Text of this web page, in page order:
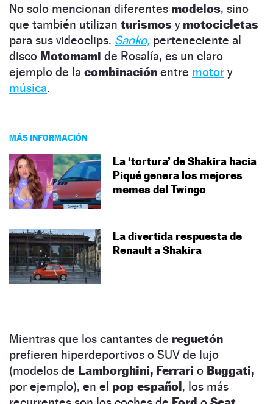
No solo mencionan diferentes modelos, sino
que también utilizan turismos y motocicletas
para sus videoclips. Saoko, perteneciente al
disco Motomami de Rosalía, es un claro
ejemplo de la combinación entre motor y
música.
MÁS INFORMACIÓN
La ‘tortura’ de Shakira hacia
Piqué genera los mejores
memes del Twingo
La divertida respuesta de
Renault a Shakira
Mientras que los cantantes de reguetón
prefieren hiperdeportivos o SUV de lujo
(modelos de Lamborghini, Ferrari o Buggati,
por ejemplo), en el pop español, los más